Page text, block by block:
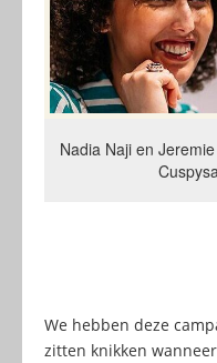
Nadia Naji en
We hebben deze
zitten knikken